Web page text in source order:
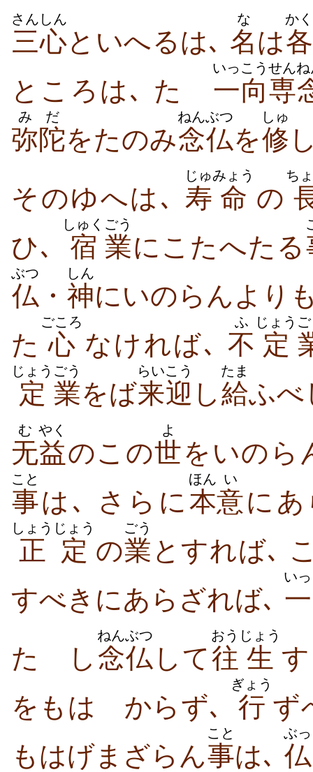
三心
さんしん
といへるは､ 名
な
は
か
ところは､ たゞ 一向
いっこう
専
せんね
弥陀
みだ
をたのみ念仏
ねんぶつ
を修
しゅ
そのゆへは､ 寿
じゅ
命
みょう
の
ち
ひ､ 宿
しゅく
業
ごう
にこたへたる
仏
ぶつ
・ 神
しん
にいのらんより
た 心
ごころ
なければ､ 不
ふ
定
じょう
定
じょう
業
ごう
をば来迎
らいこう
し給
たま
ふべ
无
む
益
やく
のこの世
よ
をいのら
事
こと
は､ さらに本
ほん
意
い
に
正定
しょうじょう
の業
ごう
とすれば､
すべきにあらざれば､
い
たゞし 念仏
ねんぶつ
して往
おう
生
じょう
をもはゞからず､
行
ぎょう
ず
もはげまざらん事
こと
は､ 仏
ぶっ